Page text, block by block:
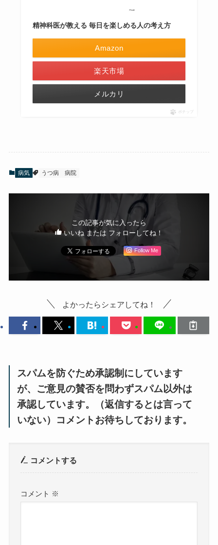
精神科医が教える 毎日を楽しめる人の考え方
Amazon
楽天市場
メルカリ
ポチップ
病気 うつ病 病院
この記事が気に入ったら
いいね または フォローしてね！
Follow Me
よかったらシェアしてね！
スパムを防ぐため承認制にしています
が、ご意見の賛否を問わずスパム以外は
承認しています。（返信するとは言って
いない）コメントお待ちしております。
コメントする
コメント ※